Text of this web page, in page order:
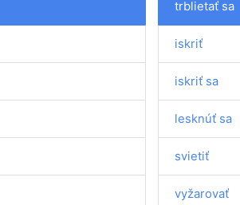
trblietať sa
iskriť
iskriť sa
lesknúť sa
svietiť
vyžarovať